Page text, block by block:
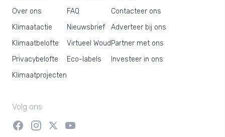
Over ons
Klimaatactie
Klimaatbelofte
Privacybelofte
Klimaatprojecten
FAQ
Nieuwsbrief
Virtueel Woud
Eco-labels
Contacteer ons
Adverteer bij ons
Partner met ons
Investeer in ons
Volg ons